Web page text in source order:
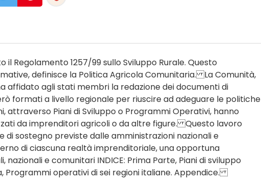
Regolamento 1257/99 sullo Sviluppo Rurale. Questo
definisce la Politica Agricola Comunitaria. La Comunità,
affidato agli stati membri la redazione dei documenti di
formati a livello regionale per riuscire ad adeguare le politiche
attraverso Piani di Sviluppo o Programmi Operativi, hanno
da imprenditori agricoli o da altre figure. Questo lavoro
di sostegno previste dalle amministrazioni nazionali e
di ciascuna realtà imprenditoriale, una opportuna
e comunitari INDICE: Prima Parte, Piani di sviluppo
Programmi operativi di sei regioni italiane. Appendice.